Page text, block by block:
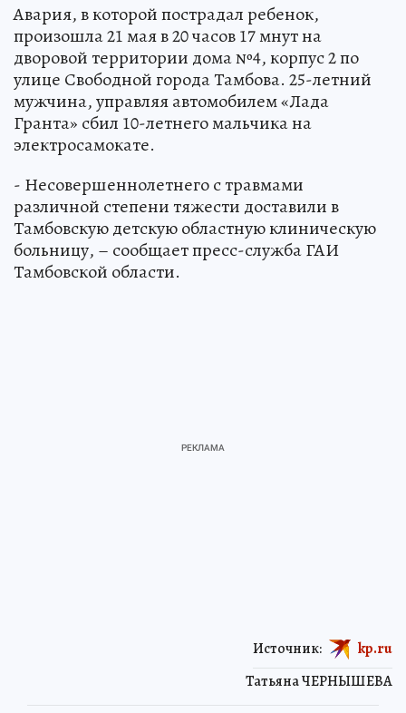
Авария, в которой пострадал ребенок,
произошла 21 мая в 20 часов 17 мнут на
дворовой территории дома №4, корпус 2 по
улице Свободной города Тамбова. 25-летний
мужчина, управляя автомобилем «Лада
Гранта» сбил 10-летнего мальчика на
электросамокате.
- Несовершеннолетнего с травмами
различной степени тяжести доставили в
Тамбовскую детскую областную клиническую
больницу, – сообщает пресс-служба ГАИ
Тамбовской области.
Татьяна ЧЕРНЫШЕВА
Источник: kp.ru